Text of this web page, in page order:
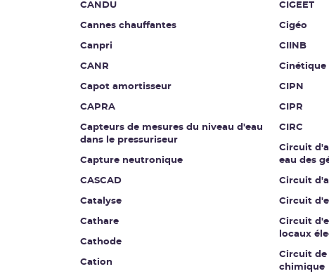
CANDU
Cannes chauffantes
Canpri
CANR
Capot amortisseur
CAPRA
Capteurs de mesures du niveau d'eau
dans le pressuriseur
Capture neutronique
CASCAD
Catalyse
Cathare
Cathode
Cation
CIGEET
Cigéo
CIINB
Cinétique
CIPN
CIPR
CIRC
Circuit
eau des
Circuit
Circuit
Circuit
locaux
Circuit
chimique